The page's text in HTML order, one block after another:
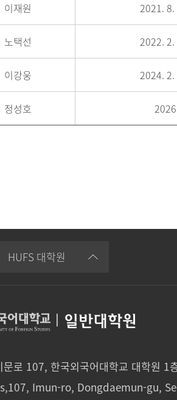
이재원 2021.
노택선 2022.
이강웅 2024.
정성호
HUFS 대학원
| 일반대학원
로 107, 한국외국어대학교 대학원 1
Imun-ro, Dongdaemun-gu,